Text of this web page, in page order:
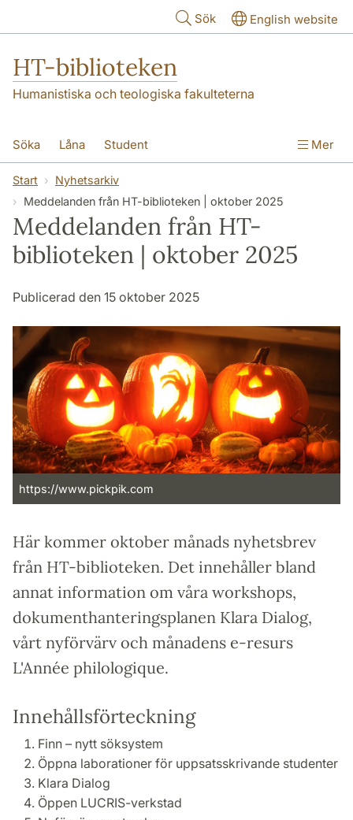
Sök English website
HT-biblioteken
Humanistiska och teologiska fakulteterna
Söka Låna Student
Forskare/doktorand
Mer
Start
Nyhetsarkiv
Meddelanden från HT-biblioteken | oktober 2025
Meddelanden från HT-
biblioteken | oktober 2025
Publicerad den 15 oktober 2025
https://www.pickpik.com
Här kommer oktober månads nyhetsbrev
från HT-biblioteken. Det innehåller bland
annat information om våra workshops,
dokumenthanteringsplanen Klara Dialog,
vårt nyförvärv och månadens e-resurs
L'Année philologique.
Innehållsförteckning
Finn – nytt söksystem
Öppna laborationer för uppsatsskrivande studenter
Klara Dialog
Öppen LUCRIS-verkstad